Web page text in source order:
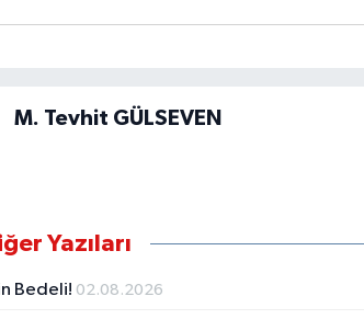
M. Tevhit GÜLSEVEN
Yazıları
Bedeli! 02.08.2026